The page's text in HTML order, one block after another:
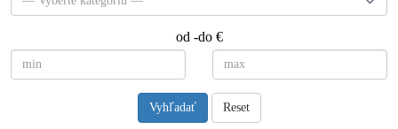
od -do €
Vyhľadať Reset